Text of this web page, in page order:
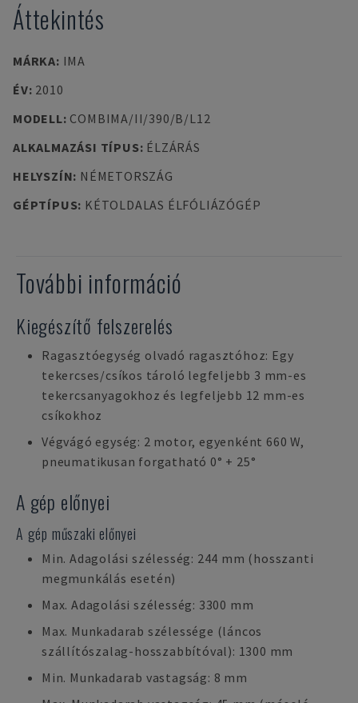
Áttekintés
MÁRKA: IMA
ÉV: 2010
MODELL: COMBIMA/II/390/B/L12
ALKALMAZÁSI TÍPUS: ÉLZÁRÁS
HELYSZÍN: NÉMETORSZÁG
GÉPTÍPUS: KÉTOLDALAS ÉLFÓLIÁZÓGÉP
További információ
Kiegészítő felszerelés
Ragasztóegység olvadó ragasztóhoz: Egy
tekercses/csíkos tároló legfeljebb 3 mm-es
tekercsanyagokhoz és legfeljebb 12 mm-es
csíkokhoz
Végvágó egység: 2 motor, egyenként 660 W,
pneumatikusan forgatható 0° + 25°
A gép előnyei
A gép műszaki előnyei
Min. Adagolási szélesség: 244 mm (hosszanti
megmunkálás esetén)
Max. Adagolási szélesség: 3300 mm
Max. Munkadarab szélessége (láncos
szállítószalag-hosszabbítóval): 1300 mm
Min. Munkadarab vastagság: 8 mm